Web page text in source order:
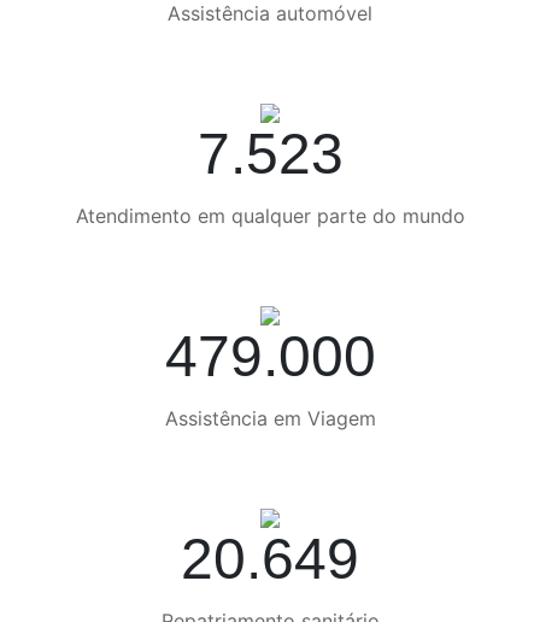
Assistência automóvel
7.523
Atendimento em qualquer parte do mundo
479.000
Assistência em Viagem
20.649